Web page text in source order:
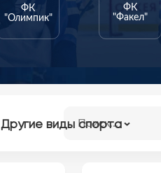
ФК
"Олимпик"
ФК
"Факел"
Другие виды спорта